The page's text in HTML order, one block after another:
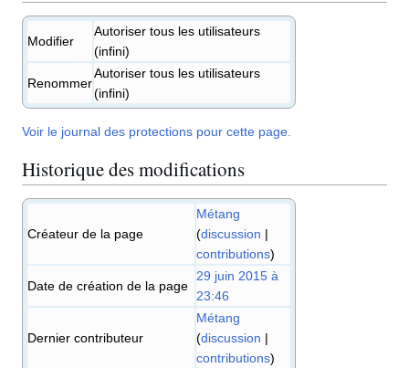
Modifier
Autoriser tous les utilisateurs
(infini)
Renommer
Autoriser tous les utilisateurs
(infini)
Voir le journal des protections pour cette page.
Historique des modifications
Créateur de la page
Métang
(discussion |
contributions)
Date de création de la page
29 juin 2015 à
23:46
Dernier contributeur
Métang
(discussion |
contributions)